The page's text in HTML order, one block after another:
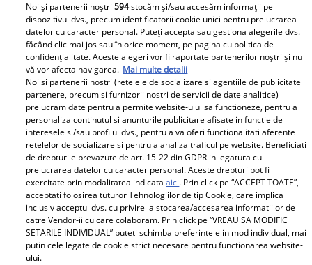
Mesaj emoționant pentru Denisa
Răducu, la 9 ani de la moartea artistei:
„Vocea Denisei s-a stins, dar ecoul ei
continuă să răsune”
Noi și partenerii noștri594stocăm și/sau accesăm informații pe
dispozitivul dvs., precum identificatorii cookie unici pentru prelucrarea
datelor cu caracter personal. Puteți accepta sau gestiona alegerile dvs.
făcând clic mai jos sau în orice moment, pe pagina cu politica de
confidențialitate. Aceste alegeri vor fi raportate partenerilor noștri și nu
vă vor afecta navigarea. Mai multe detalii
Noi si partenerii nostri (retelele de socializare si agentiile de publicitate
partenere, precum si furnizorii nostri de servicii de date analitice)
prelucram date pentru a permite website-ului sa functioneze, pentru a
personaliza continutul si anunturile publicitare afisate in functie de
interesele si/sau profilul dvs., pentru a va oferi functionalitati aferente
retelelor de socializare si pentru a analiza traficul pe website. Beneficiati
de drepturile prevazute de art. 15-22 din GDPR in legatura cu
prelucrarea datelor cu caracter personal. Aceste drepturi pot fi
exercitate prin modalitatea indicataaici. Prin click pe “ACCEPT TOATE”,
acceptati folosirea tuturor Tehnologiilor de tip Cookie, care implica
inclusiv acceptul dvs. cu privire la stocarea/accesarea informatiilor de
catre Vendor-ii cu care colaboram. Prin click pe “VREAU SA MODIFIC
SETARILE INDIVIDUAL” puteti schimba preferintele in mod individual, mai
putin cele legate de cookie strict necesare pentru functionarea website-
ului.